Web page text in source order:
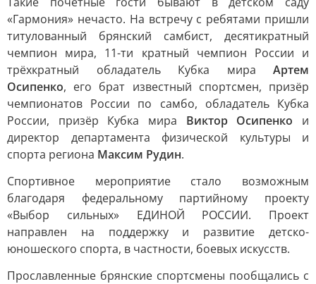
«Гармония» нечасто. На встречу с ребятами пришли
титулованный брянский самбист, десятикратный
чемпион мира, 11-ти кратный чемпион России и
трёхкратный обладатель Кубка мира Артем
Осипенко, его брат известный спортсмен, призёр
чемпионатов России по самбо, обладатель Кубка
России, призёр Кубка мира Виктор Осипенко и
директор департамента физической культуры и
спорта региона Максим Рудин.
Спортивное мероприятие стало возможным
благодаря федеральному партийному проекту
«Выбор сильных» ЕДИНОЙ РОССИИ. Проект
направлен на поддержку и развитие детско-
юношеского спорта, в частности, боевых искусств.
Прославленные брянские спортсмены пообщались с